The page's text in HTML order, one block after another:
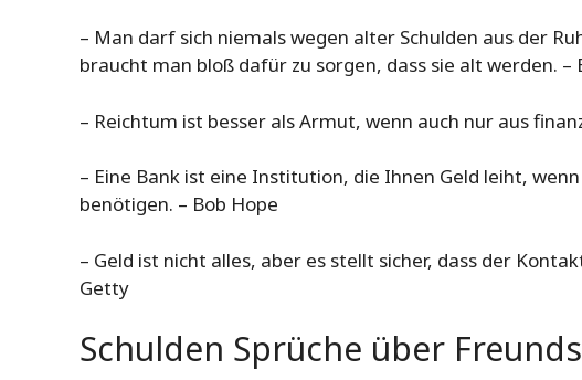
– Man darf sich niemals wegen alter Schulden aus der
braucht man bloß dafür zu sorgen, dass sie alt werden. –
– Reichtum ist besser als Armut, wenn auch nur aus
– Eine Bank ist eine Institution, die Ihnen Geld leiht,
benötigen. – Bob Hope
– Geld ist nicht alles, aber es stellt sicher, dass der
Getty
Schulden Sprüche über